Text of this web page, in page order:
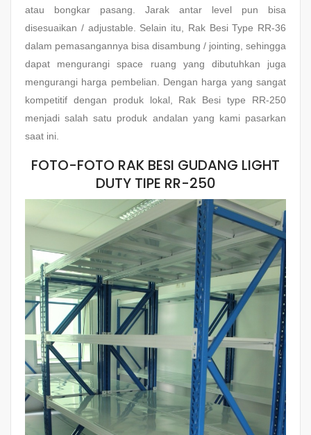
atau bongkar pasang. Jarak antar level pun bisa
disesuaikan / adjustable. Selain itu, Rak Besi Type RR-36
dalam pemasangannya bisa disambung / jointing, sehingga
dapat mengurangi space ruang yang dibutuhkan juga
mengurangi harga pembelian. Dengan harga yang sangat
kompetitif dengan produk lokal, Rak Besi type RR-250
menjadi salah satu produk andalan yang kami pasarkan
saat ini.
FOTO-FOTO RAK BESI GUDANG LIGHT
DUTY TIPE RR-250